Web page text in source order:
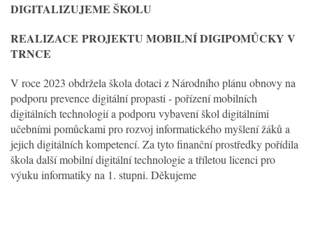
DIGITALIZUJEME ŠKOLU
REALIZACE PROJEKTU MOBILNÍ DIGIPOMŮCKY V
TRNCE
V roce 2023 obdržela škola dotaci z Národního plánu obnovy na
podporu prevence digitální propasti - pořízení mobilních
digitálních technologií a podporu vybavení škol digitálními
učebními pomůckami pro rozvoj informatického myšlení žáků a
jejich digitálních kompetencí. Za tyto finanční prostředky pořídila
škola další mobilní digitální technologie a tříletou licenci pro
výuku informatiky na 1. stupni. Děkujeme